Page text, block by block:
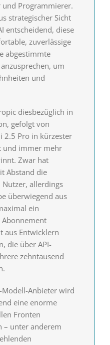
Programmierer.
strategischer Sicht
entscheidend, diese
zuverlässige
abgestimmte
um
und
diesbezüglich in
gefolgt von
2.5 Pro in kürzester
und immer mehr
Zwar hat
Abstand die
allerdings
überwiegend aus
ein
Abonnement
aus Entwicklern
die über API-
zehntausend
Modell-Anbieter wird
eine enorme
Fronten
– unter anderem